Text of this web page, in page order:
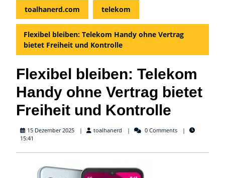
toalhanerd.com telekom
Flexibel bleiben: Telekom Handy ohne Vertrag
bietet Freiheit und Kontrolle
Flexibel bleiben: Telekom
Handy ohne Vertrag bietet
Freiheit und Kontrolle
15 Dezember 2025 toalhanerd toalhanerd0 Comments
15:41